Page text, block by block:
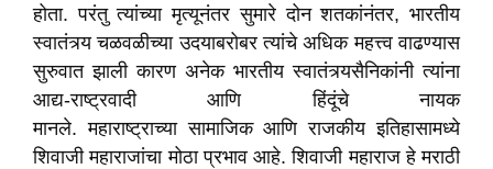
होता. परंतु त्यांच्या मृत्यूनंतर सुमारे दोन शतकांनंतर, भारतीय
स्वातंत्र्य चळवळीच्या उदयाबरोबर त्यांचे अधिक महत्त्व वाढण्यास
सुरुवात झाली कारण अनेक भारतीय स्वातंत्र्यसैनिकांनी त्यांना
आद्य-राष्ट्रवादी आणि हिंदूंचे नायक
मानले. महाराष्ट्राच्या सामाजिक आणि राजकीय इतिहासामध्ये
शिवाजी महाराजांचा मोठा प्रभाव आहे. शिवाजी महाराज हे मराठी